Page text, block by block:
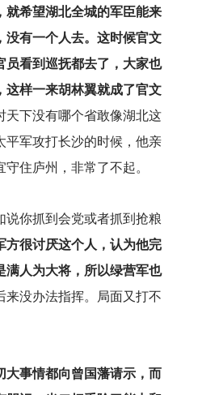
就希望湖北全城的军臣能来
没有一个人去。这时候官文
员看到巡抚都去了，大家也
这样一来胡林翼就成了官文
天下没有哪个省敢像湖北这
平军攻打长沙的时候，他亲
住庐州，非常了不起。
说你抓到会党或者抓到抢粮
方很讨厌这个人，认为他完
满人为大将，所以绿营军也
来没办法指挥。局面又打不
大事情都向曾国藩请示，而